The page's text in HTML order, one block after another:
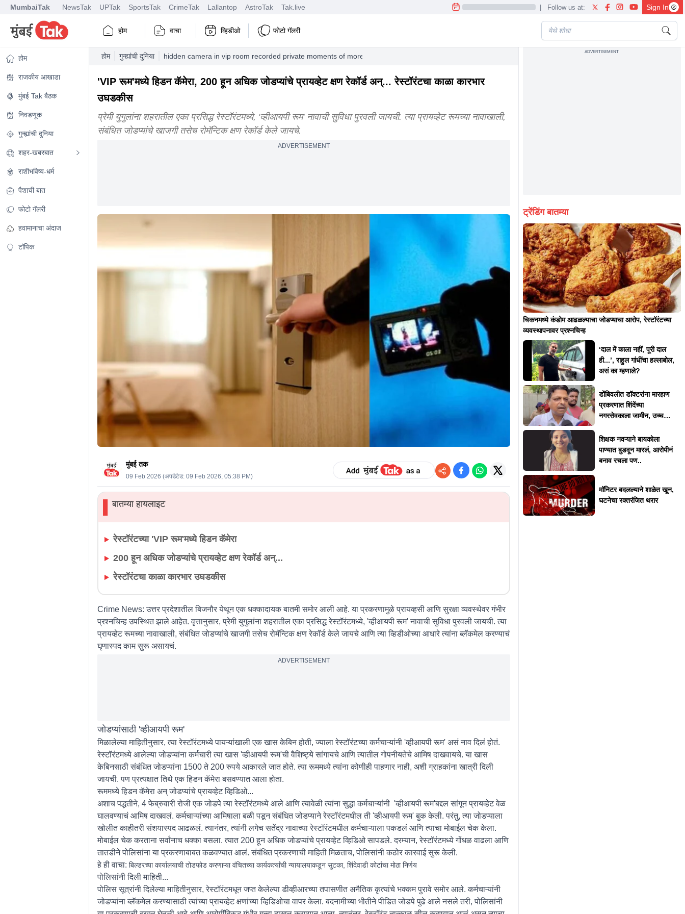
MumbaiTak NewsTak UPTak SportsTak CrimeTak Lallantop AstroTak Tak.live | Follow us at: Sign In
होम वाचा व्हिडीओ फोटो गॅलरी
होम
राजकीय आखाडा
मुंबई Tak बैठक
निवडणूक
गुन्ह्यांची दुनिया
शहर-खबरबात
राशीभविष्य-धर्म
पैशाची बात
फोटो गॅलरी
हवामानाचा अंदाज
टॉपिक
होम गुन्ह्यांची दुनिया hidden camera in vip room recorded private moments of more than 200 couples and restaurants black business
'VIP रूम'मध्ये हिडन कॅमेरा, 200 हून अधिक जोडप्यांचे प्रायव्हेट क्षण रेकॉर्ड अन्... रेस्टॉरंटचा काळा कारभार
उघडकीस
प्रेमी युगुलांना शहरातील एका प्रसिद्ध रेस्टॉरंटमध्ये, 'व्हीआयपी रूम' नावाची सुविधा पुरवली जायची. त्या प्रायव्हेट रूमच्या नावाखाली,
संबंधित जोडप्यांचे खाजगी तसेच रोमॅन्टिक क्षण रेकॉर्ड केले जायचे.
ADVERTISEMENT
मुंबई तक
09 Feb 2026 (अपडेटेड: 09 Feb 2026, 05:38 PM)
▌बातम्या हायलाइट
रेस्टॉरंटच्या 'VIP रूम'मध्ये हिडन कॅमेरा
200 हून अधिक जोडप्यांचे प्रायव्हेट क्षण रेकॉर्ड अन्...
रेस्टॉरंटचा काळा कारभार उघडकीस
Crime News:उत्तर प्रदेशातील बिजनौर येथून एक धक्कादायक बातमी समोर आली आहे. या प्रकरणामुळे प्रायव्हसी आणि सुरक्षा व्यवस्थेवर गंभीर
प्रश्नचिन्ह उपस्थित झाले आहेत. वृत्तानुसार, प्रेमी युगुलांना शहरातील एका प्रसिद्ध रेस्टॉरंटमध्ये, 'व्हीआयपी रूम' नावाची सुविधा पुरवली जायची. त्या
प्रायव्हेट रूमच्या नावाखाली, संबंधित जोडप्यांचे खाजगी तसेच रोमॅन्टिक क्षण रेकॉर्ड केले जायचे आणि त्या व्हिडीओच्या आधारे त्यांना ब्लॅकमेल करण्याचं
घृणास्पद काम सुरू असायचं.
ADVERTISEMENT
जोडप्यांसाठी 'व्हीआयपी रूम'
मिळालेल्या माहितीनुसार, त्या रेस्टॉरंटमध्ये पायऱ्यांखाली एक खास केबिन होती, ज्याला रेस्टॉरंटच्या कर्मचाऱ्यांनी 'व्हीआयपी रूम' असं नाव दिलं होतं.
रेस्टॉरंटमध्ये आलेल्या जोडप्यांना कर्मचारी त्या खास 'व्हीआयपी रूम'ची वैशिष्ट्ये सांगायचे आणि त्यातील गोपनीयतेचे आमिष दाखवायचे. या खास
केबिनसाठी संबंधित जोडप्यांना 1500 ते 200 रुपये आकारले जात होते. त्या रूममध्ये त्यांना कोणीही पाहणार नाही, अशी ग्राहकांना खात्री दिली
जायची. पण प्रत्यक्षात तिथे एक हिडन कॅमेरा बसवण्यात आला होता.
रूममध्ये हिडन कॅमेरा अन् जोडप्यांचे प्रायव्हेट व्हिडिओ...
अशाच पद्धतीने, 4 फेब्रुवारी रोजी एक जोडपे त्या रेस्टॉरंटमध्ये आले आणि त्यावेळी त्यांना सुद्धा कर्मचाऱ्यांनी 'व्हीआयपी रूम'बद्दल सांगून प्रायव्हेट वेळ
घालवण्याचं आमिष दाखवलं. कर्मचाऱ्यांच्या आमिषाला बळी पडून संबंधित जोडप्याने रेस्टॉरंटमधील ती 'व्हीआयपी रूम' बुक केली. परंतु, त्या जोडप्याला
खोलीत काहीतरी संशयास्पद आढळलं. त्यानंतर, त्यांनी लगेच सतेंद्र नावाच्या रेस्टॉरंटमधील कर्मचाऱ्याला पकडलं आणि त्याचा मोबाईल चेक केला.
मोबाईल चेक करताना सर्वांनाच धक्का बसला. त्यात 200 हून अधिक जोडप्यांचे प्रायव्हेट व्हिडिओ सापडले. दरम्यान, रेस्टॉरंटमध्ये गोंधळ वाढला आणि
तातडीने पोलिसांना या प्रकरणाबाबत कळवण्यात आलं. संबंधित प्रकरणाची माहिती मिळताच, पोलिसांनी कठोर कारवाई सुरू केली.
हे ही वाचा: बिल्डरच्या कार्यालयाची तोडफोड करणाऱ्या वंचितच्या कार्यकर्त्यांची न्यायालयाकडून सुटका, शिंदेवाडी कोर्टाचा मोठा निर्णय
पोलिसांनी दिली माहिती...
पोलिस सूत्रांनी दिलेल्या माहितीनुसार, रेस्टॉरंटमधून जप्त केलेल्या डीव्हीआरच्या तपासणीत अनैतिक कृत्यांचे भक्कम पुरावे समोर आले. कर्मचाऱ्यांनी
जोडप्यांना ब्लॅकमेल करण्यासाठी त्यांच्या प्रायव्हेट क्षणांच्या व्हिडिओचा वापर केला. बदनामीच्या भीतीने पीडित जोडपे पुढे आले नसले तरी, पोलिसांनी
ADVERTISEMENT
ट्रेंडिंग बातम्या
चिकनमध्ये कंडोम आढळल्याचा जोडप्याचा आरोप, रेस्टॉरंटच्या
व्यवस्थापनावर प्रश्नचिन्ह
‘दाल में काला नहीं, पूरी दाल
ही...’, राहुल गांधींचा हल्लाबोल,
असं का म्हणाले?
डोंबिवलीत डॉक्टरांना मारहाण
प्रकरणात शिंदेंच्या
नगरसेवकाला जामीन, उच्च
शिक्षक नवऱ्याने बायकोला
पाण्यात बुडवून मारलं, आरोपीनं
बनाव रचला पण..
मॉनिटर बदलल्याने शाळेत खून,
घटनेचा रक्तरंजित थरार